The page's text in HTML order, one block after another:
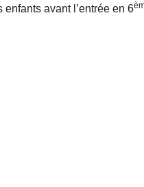
avant l’entrée en 6